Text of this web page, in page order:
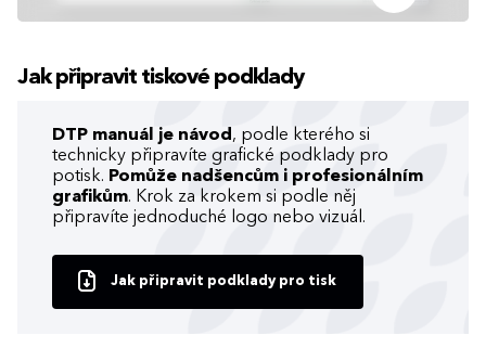
Jak připravit tiskové podklady
DTP manuál je návod , podle kterého si
technicky připravíte grafické podklady pro
potisk. Pomůže nadšencům i profesionálním
grafikům. Krok za krokem si podle něj
připravíte jednoduché logo nebo vizuál.
Jak připravit podklady pro tisk